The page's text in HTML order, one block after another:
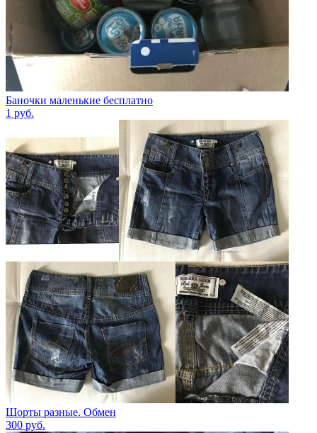
Баночки маленькие бесплатно
1 руб.
Шорты разные. Обмен
300 руб.